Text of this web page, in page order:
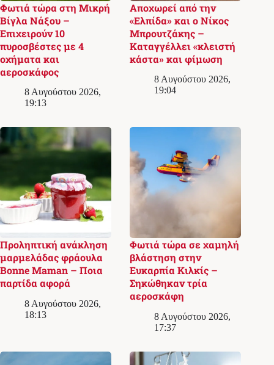
Φωτιά τώρα στη Μικρή
Βίγλα Νάξου –
Επιχειρούν 10
πυροσβέστες με 4
οχήματα και
αεροσκάφος
8 Αυγούστου 2026,
19:13
Αποχωρεί από την
«Ελπίδα» και ο Νίκος
Μπρουτζάκης –
Καταγγέλλει «κλειστή
κάστα» και φίμωση
8 Αυγούστου 2026,
19:04
Προληπτική ανάκληση
μαρμελάδας φράουλα
Bonne Maman – Ποια
παρτίδα αφορά
8 Αυγούστου 2026,
18:13
Φωτιά τώρα σε χαμηλή
βλάστηση στην
Ευκαρπία Κιλκίς –
Σηκώθηκαν τρία
αεροσκάφη
8 Αυγούστου 2026,
17:37